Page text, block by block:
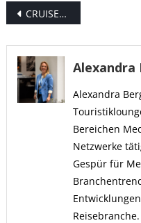
CRUISEHOST stellt neues Zahlungsgateway vor und optimiert Buchungsprozesse
Alexandra
Alexandra
Bereichen
Netzwerke
Gespür für